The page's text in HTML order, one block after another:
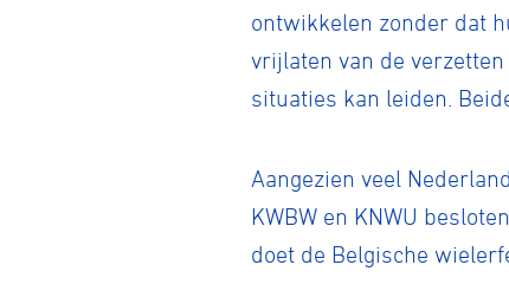
ontwikkelen zonder dat
vrijlaten van de
situaties kan leiden.
Aangezien veel
KWBW en KNWU
doet de Belgische